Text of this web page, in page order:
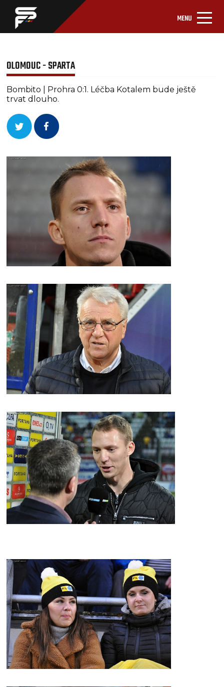
MENU
OLOMOUC - SPARTA
Bombito | Prohra 0:1. Léčba Kotalem bude ještě
trvat dlouho.